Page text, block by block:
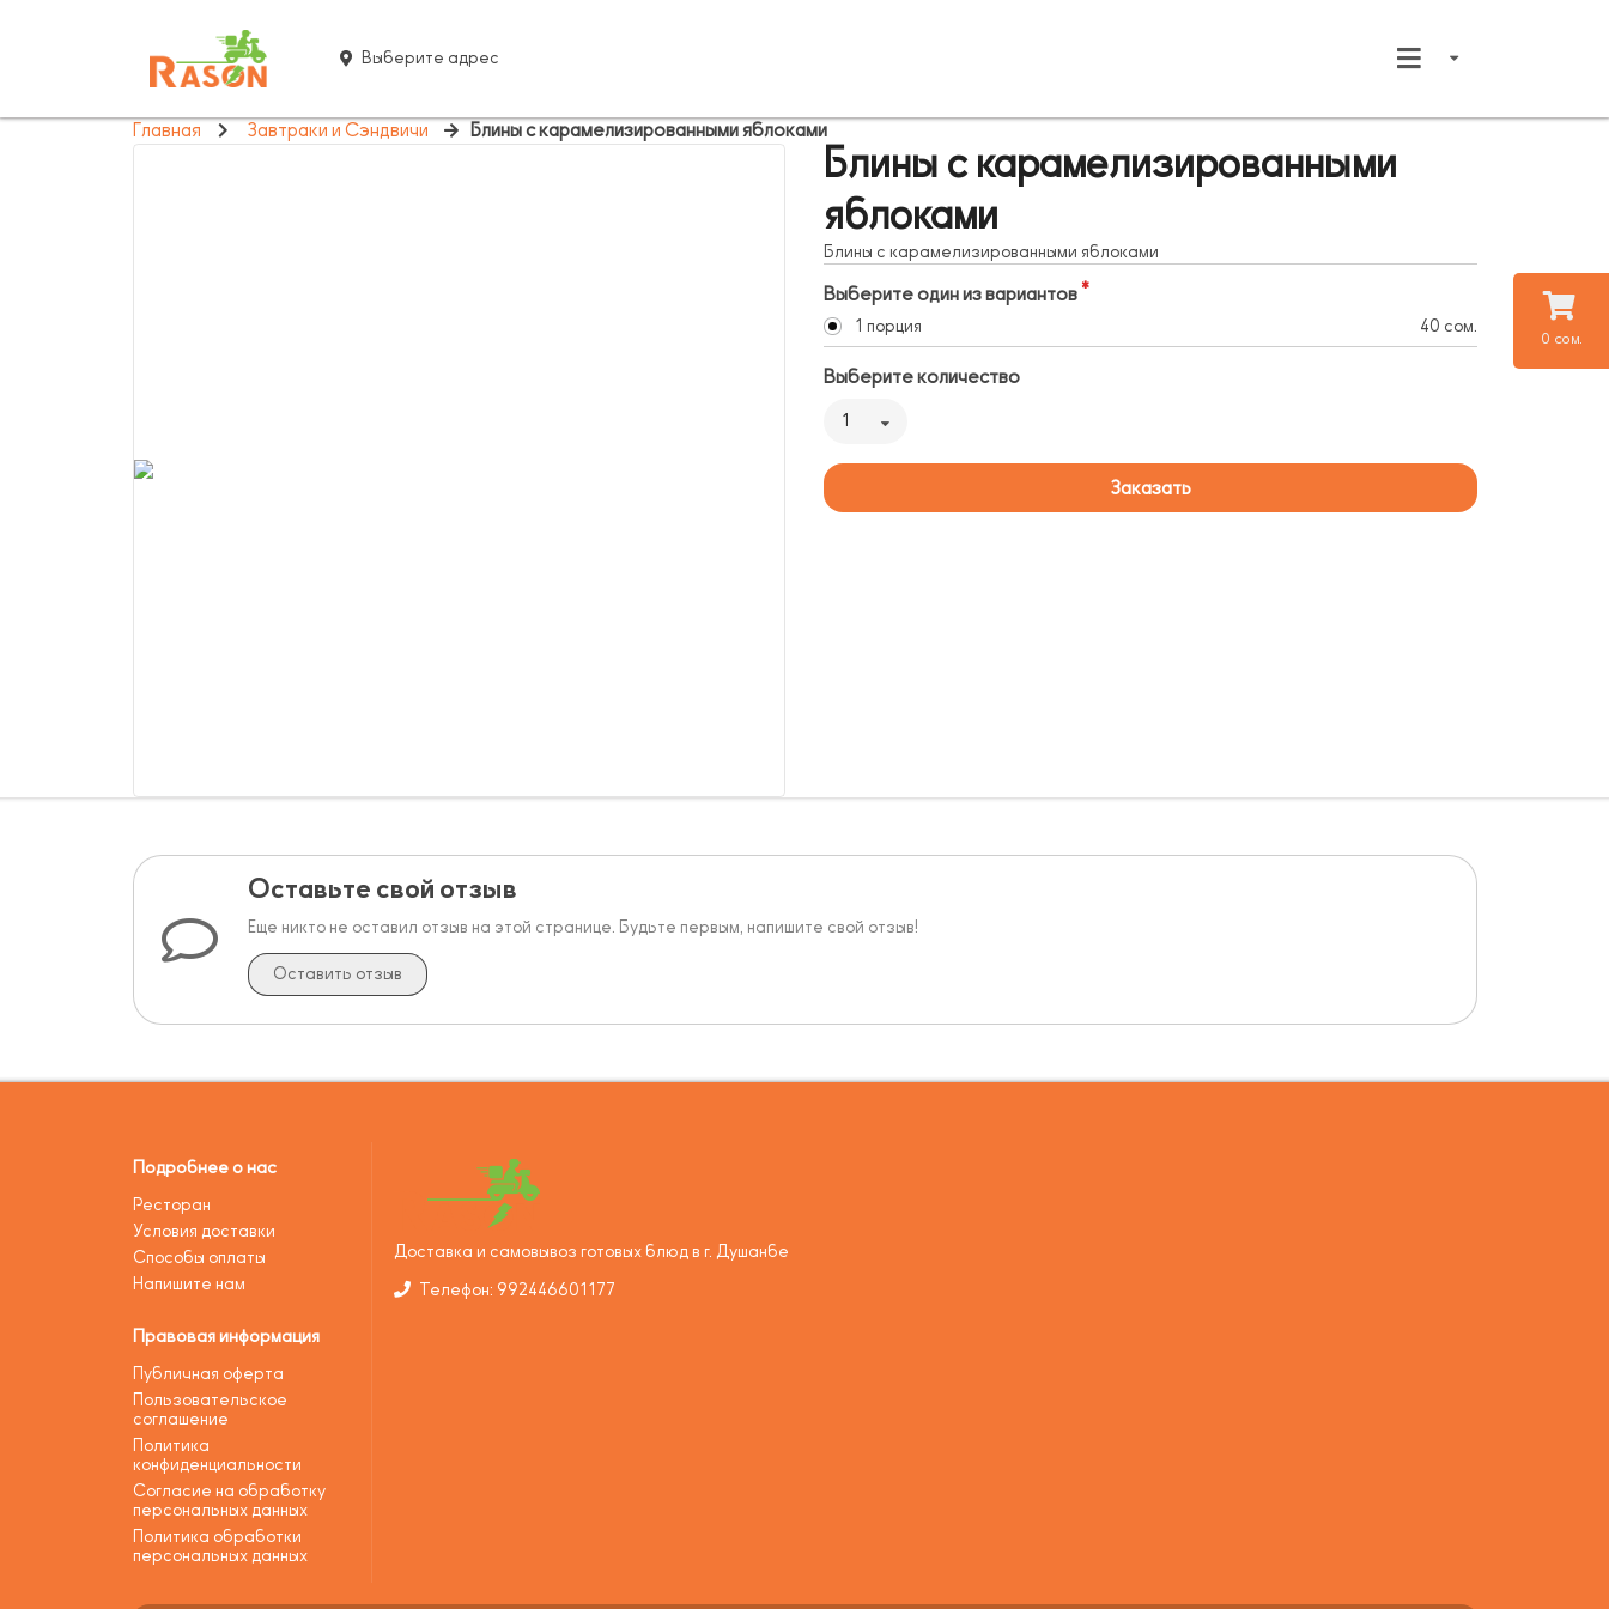
0 сом.
Выберите адрес
Главная Завтраки и Сэндвичи Блины с карамелизированными яблоками
Блины с карамелизированными
яблоками
Блины с карамелизированными яблоками
Выберите один из вариантов
1 порция 40 сом.
Выберите количество
1
Заказать
Оставьте свой отзыв
Еще никто не оставил отзыв на этой странице. Будьте первым, напишите свой отзыв!
Оставить отзыв
Подробнее о нас
Ресторан
Условия доставки
Способы оплаты
Напишите нам
Правовая информация
Публичная оферта
Пользовательское
соглашение
Политика
конфиденциальности
Согласие на обработку
персональных данных
Политика обработки
персональных данных
Доставка и самовывоз готовых блюд в г. Душанбе
Телефон: 992446601177